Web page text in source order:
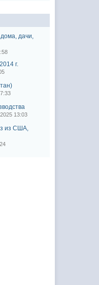
дачи,
г.
13:03
из США,